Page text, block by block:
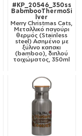
#KP_20546_350ss
BabmbooThermoSi
lver
Merry Christmas Cats,
Μεταλλικό παγούρι
θερμός (Stainless
steel) Ασημένιο με
ξύλινο καπακι
(bamboo), διπλού
τοιχώματος, 350ml